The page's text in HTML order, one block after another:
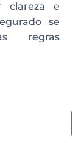
clareza e
se
regras